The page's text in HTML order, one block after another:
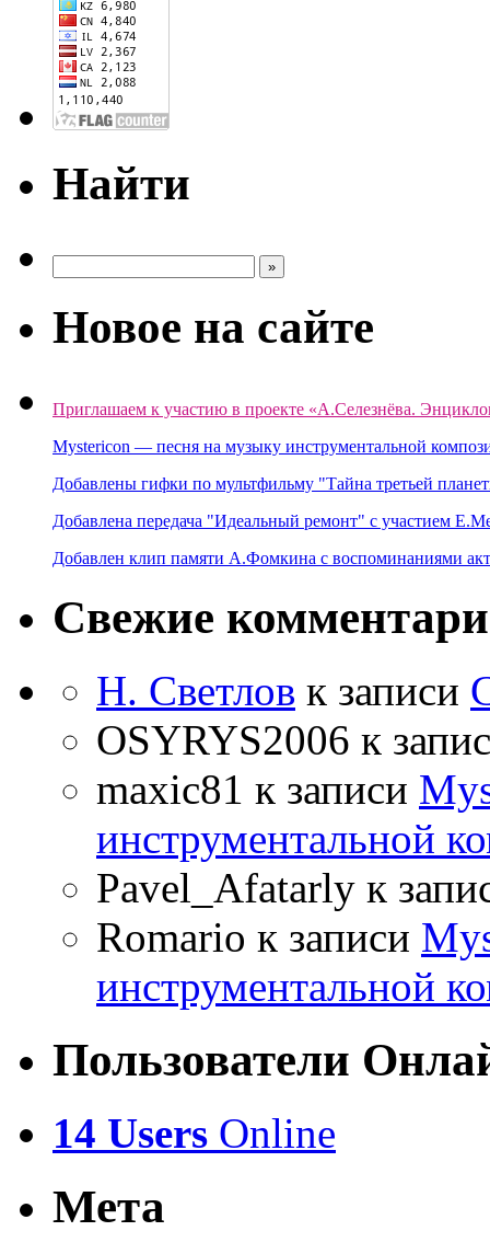
Найти
Новое на сайте
Приглашаем к участию в проекте «А.Селезнёва.
Mystericon — песня на музыку инструментальной
Добавлены гифки по мультфильму "Тайна третьей
Добавлена передача "Идеальный ремонт" с участием
Добавлен клип памяти А.Фомкина с воспоминаниями
Свежие
Н. Светлов к записи
OSYRYS2006 к
maxic81 к записи
инструментальной
Pavel_Afatarly к
Romario к записи
инструментальной
Пользователи
14 Users Online
Мета